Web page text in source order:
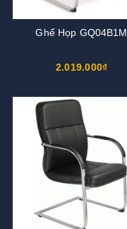
Ghế Họp GQ04B1M
2.019.000₫